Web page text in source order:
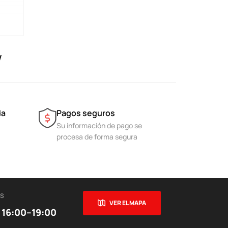
Pagos seguros
Su información de pago se
procesa de forma segura
VER EL MAPA